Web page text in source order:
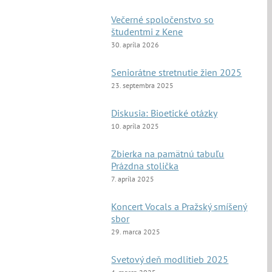
Večerné spoločenstvo so
študentmi z Kene
30. apríla 2026
Seniorátne stretnutie žien 2025
23. septembra 2025
Diskusia: Bioetické otázky
10. apríla 2025
Zbierka na pamätnú tabuľu
Prázdna stolička
7. apríla 2025
Koncert Vocals a Pražský smíšený
sbor
29. marca 2025
Svetový deň modlitieb 2025